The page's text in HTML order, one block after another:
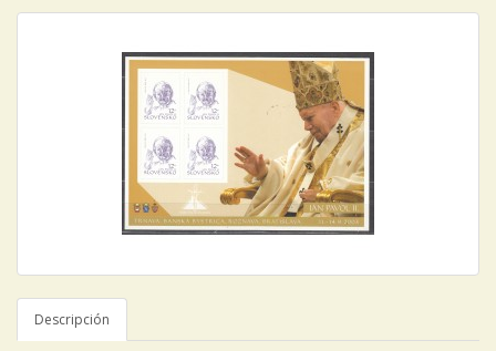
Descripción